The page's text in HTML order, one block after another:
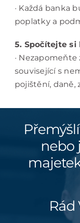
· Každá banka
poplatky a
5. Spočítejte
·
související s
pojištění, daně,
nebo